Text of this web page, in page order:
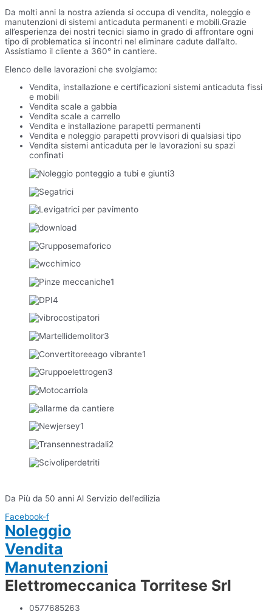
Da molti anni la nostra azienda si occupa di vendita, noleggio e
manutenzioni di sistemi anticaduta permanenti e mobili.Grazie
all’esperienza dei nostri tecnici siamo in grado di affrontare ogni
tipo di problematica si incontri nel eliminare cadute dall’alto.
Assistiamo il cliente a 360° in cantiere.
Elenco delle lavorazioni che svolgiamo:
Vendita, installazione e certificazioni sistemi anticaduta fissi
e mobili
Vendita scale a gabbia
Vendita scale a carrello
Vendita e installazione parapetti permanenti
Vendita e noleggio parapetti provvisori di qualsiasi tipo
Vendita sistemi anticaduta per le lavorazioni su spazi
confinati
Da Più da 50 anni Al Servizio dell’edilizia
Facebook-f
Noleggio
Vendita
Manutenzioni
Elettromeccanica Torritese Srl
0577685263